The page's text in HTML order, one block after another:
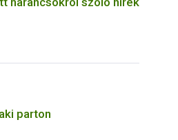
parton